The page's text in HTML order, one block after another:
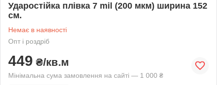
Ударостійка плівка 7 mil (200 мкм) ширина 152
см.
Немає в наявності
Опт і роздріб
449 ₴/кв.м
Мінімальна сума замовлення на сайті — 1 000 ₴